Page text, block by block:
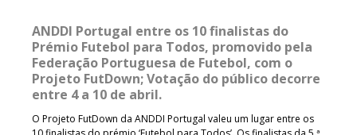
ANDDI Portugal entre os 10 finalistas do
Prémio Futebol para Todos, promovido pela
Federação Portuguesa de Futebol, com o
Projeto FutDown; Votação do público decorre
entre 4 a 10 de abril.
O Projeto FutDown da ANDDI Portugal valeu um lugar entre os